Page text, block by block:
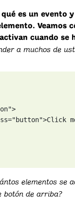
es un evento
Veamos
cuando se
a muchos de
elementos se
botón de arriba?